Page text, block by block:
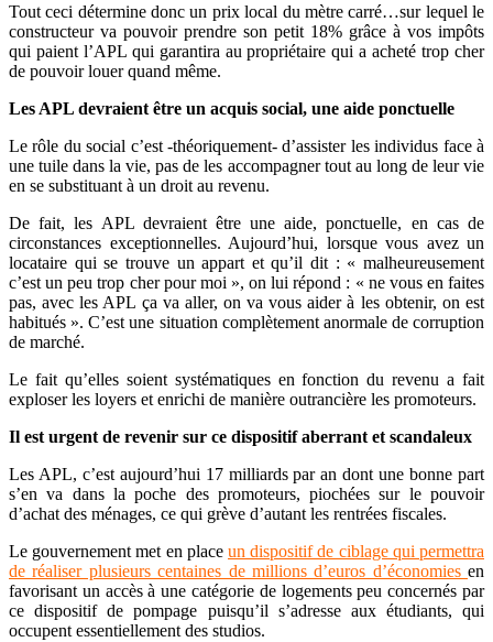
Tout ceci détermine donc un prix local du mètre carré…sur lequel le
constructeur va pouvoir prendre son petit 18% grâce à vos impôts
qui paient l’APL qui garantira au propriétaire qui a acheté trop cher
de pouvoir louer quand même.
Les APL devraient être un acquis social, une aide ponctuelle
Le rôle du social c’est -théoriquement- d’assister les individus face à
une tuile dans la vie, pas de les accompagner tout au long de leur vie
en se substituant à un droit au revenu.
De fait, les APL devraient être une aide, ponctuelle, en cas de
circonstances exceptionnelles. Aujourd’hui, lorsque vous avez un
locataire qui se trouve un appart et qu’il dit : « malheureusement
c’est un peu trop cher pour moi », on lui répond : « ne vous en faites
pas, avec les APL ça va aller, on va vous aider à les obtenir, on est
habitués ». C’est une situation complètement anormale de corruption
de marché.
Le fait qu’elles soient systématiques en fonction du revenu a fait
exploser les loyers et enrichi de manière outrancière les promoteurs.
Il est urgent de revenir sur ce dispositif aberrant et scandaleux
Les APL, c’est aujourd’hui 17 milliards par an dont une bonne part
s’en va dans la poche des promoteurs, piochées sur le pouvoir
d’achat des ménages, ce qui grève d’autant les rentrées fiscales.
Le gouvernement met en place un dispositif de ciblage qui permettra
de réaliser plusieurs centaines de millions d’euros d’économies en
favorisant un accès à une catégorie de logements peu concernés par
ce dispositif de pompage puisqu’il s’adresse aux étudiants, qui
occupent essentiellement des studios.